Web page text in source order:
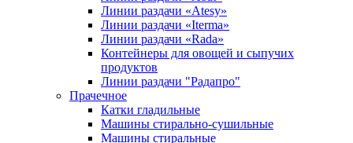
Линии раздачи «Atesy»
Линии раздачи «Iterma»
Линии раздачи «Rada»
Контейнеры для овощей и сыпучих
продуктов
Линии раздачи "Радапро"
Прачечное
Катки гладильные
Машины стирально-сушильные
Машины стиральные